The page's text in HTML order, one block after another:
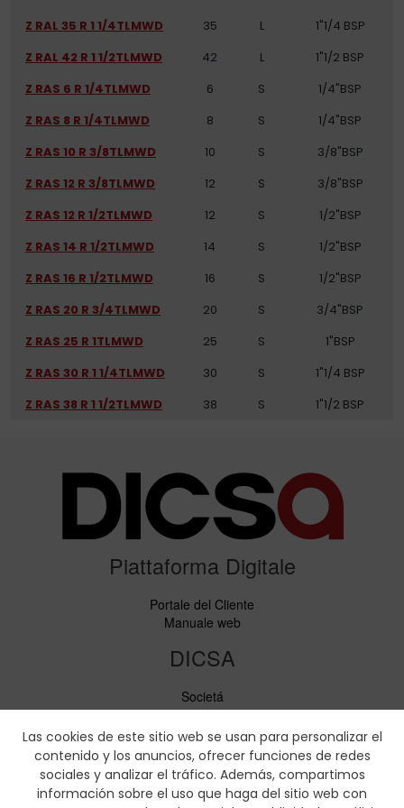
Las cookies de este sitio web se usan para personalizar el
contenido y los anuncios, ofrecer funciones de redes
sociales y analizar el tráfico. Además, compartimos
información sobre el uso que haga del sitio web con
Z RAL 35 R 1 1/4TLMWD
35 L
1"1/4 BSP
Z RAL 42 R 1 1/2TLMWD
42 L
1"1/2 BSP
Z RAS 6 R 1/4TLMWD
6 S
1/4"BSP
Z RAS 8 R 1/4TLMWD
8 S
1/4"BSP
Z RAS 10 R 3/8TLMWD
10 S
3/8"BSP
Z RAS 12 R 3/8TLMWD
12 S
3/8"BSP
Z RAS 12 R 1/2TLMWD
12 S
1/2"BSP
Z RAS 14 R 1/2TLMWD
14 S
1/2"BSP
Z RAS 16 R 1/2TLMWD
16 S
1/2"BSP
Z RAS 20 R 3/4TLMWD
20 S
3/4"BSP
Z RAS 25 R 1TLMWD
25 S
1"BSP
Z RAS 30 R 1 1/4TLMWD
30 S
1"1/4 BSP
Z RAS 38 R 1 1/2TLMWD
38 S 1"1/2 BSP
Piattaforma Digitale
Portale del Cliente
Manuale web
DICSA
Societá
Notizie ed Eventi
Servizi
Codice di condotta
Responsabilità sociale